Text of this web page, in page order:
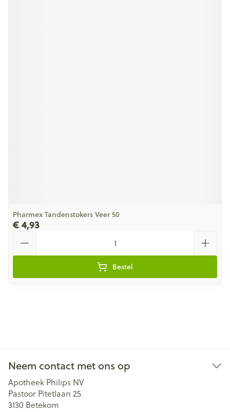
Pharmex Tandenstokers Veer 50
€ 4,93
Bestel
Neem contact met ons op
Apotheek Philips NV
Pastoor Pitetlaan 25
3130 Betekom